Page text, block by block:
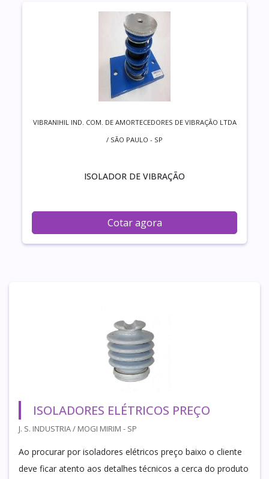
VIBRANIHIL IND. COM. DE AMORTECEDORES DE VIBRAÇÃO LTDA
/ SÃO PAULO - SP
ISOLADOR DE VIBRAÇÃO
Cotar agora
ISOLADORES ELÉTRICOS PREÇO
J. S. INDUSTRIA / MOGI MIRIM - SP
Ao procurar por isoladores elétricos preço baixo o cliente
deve ficar atento aos detalhes técnicos a cerca do produto